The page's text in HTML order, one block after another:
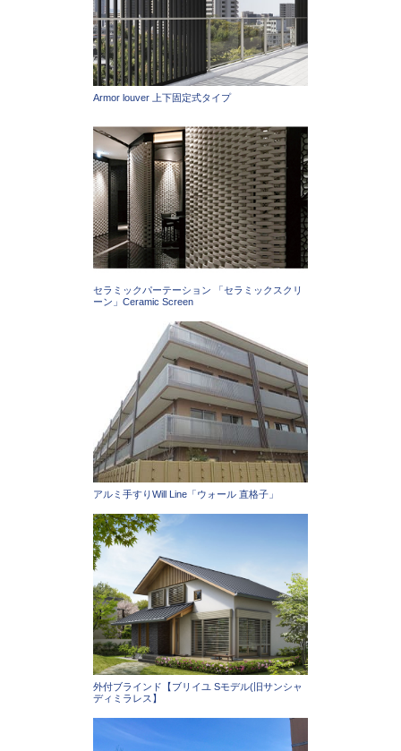
Armor louver 上下固定式タイプ
セラミックパーテーション 「セラミックスクリ
ーン」Ceramic Screen
アルミ手すりWill Line「ウォール 直格子」
外付ブラインド【ブリイユ Sモデル(旧サンシャ
ディミラレス】